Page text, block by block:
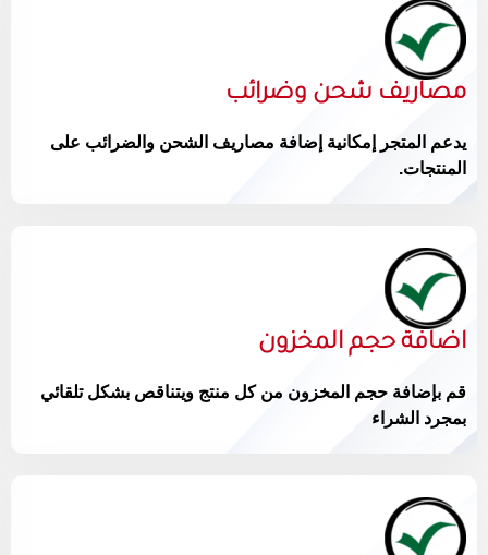
مصاريف شحن وضرائب
يدعم المتجر إمكانية إضافة مصاريف الشحن والضرائب على
المنتجات.
اضافة حجم المخزون
قم بإضافة حجم المخزون من كل منتج ويتناقص بشكل تلقائي
بمجرد الشراء